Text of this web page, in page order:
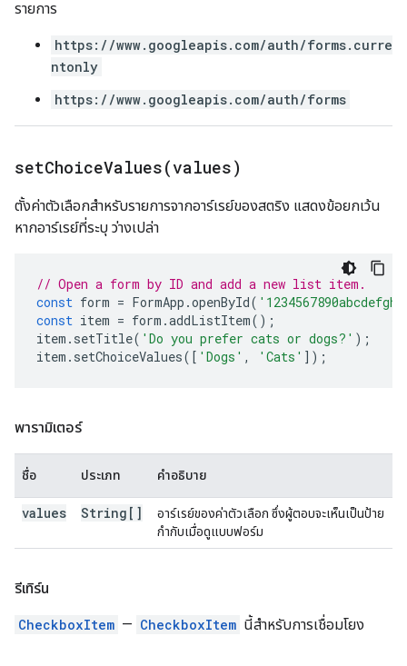
รายการ
https://www.googleapis.com/auth/forms.curre
ntonly
https://www.googleapis.com/auth/forms
setChoiceValues(values)
ตั้งค่าตัวเลือกสำหรับรายการจากอาร์เรย์ของสตริง แสดงข้อยกเว้น
หากอาร์เรย์ที่ระบุ ว่างเปล่า
// Open a form by ID and add a new list item.
const form = FormApp .openById(
const item = form .addListItem();
item . setTitle( 'Do you prefer cats or dogs?' );
item . setChoiceValues([ 'Dogs' , 'Cats' ]);
พารามิเตอร์
ชื่อ ประเภท คำอธิบาย
values String[]
อาร์เรย์ของค่าตัวเลือก ซึ่งผู้ตอบจะเห็นเป็นป้าย
กำกับเมื่อดูแบบฟอร์ม
รีเทิร์น
CheckboxItem — CheckboxItem นี้สำหรับการเชื่อมโยง